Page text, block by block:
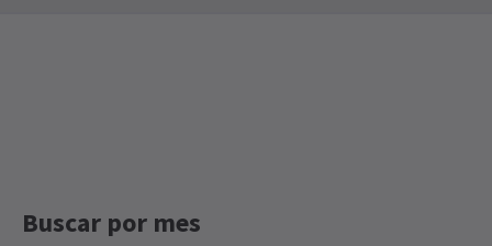
12 AGOSTO 2026
Buscar por mes